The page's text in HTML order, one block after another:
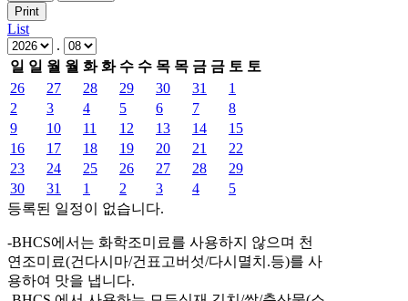
Print
List
.
일 일 월 월 화 화 수 수 목 목 금 금 토 토
26
27 28 29 30 31
1
2
3 4 5 6 7
8
9
10 11 12 13 14
15
16
17 18 19 20 21
22
23
24 25 26 27 28
29
30
31 1 2 3 4
5
등록된 일정이 없습니다.
-BHCS에서는 화학조미료를 사용하지 않으며 천
연조미료(건다시마/건표고버섯/다시멸치.등)를 사
용하여 맛을 냅니다.